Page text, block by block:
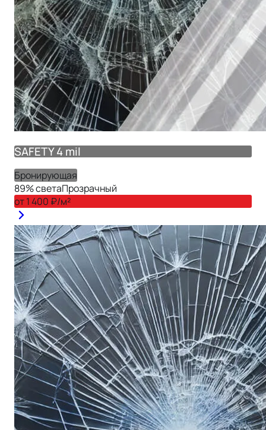
SAFETY 4 mil
Бронирующая
89% светаПрозрачный
от1 400 ₽/м²